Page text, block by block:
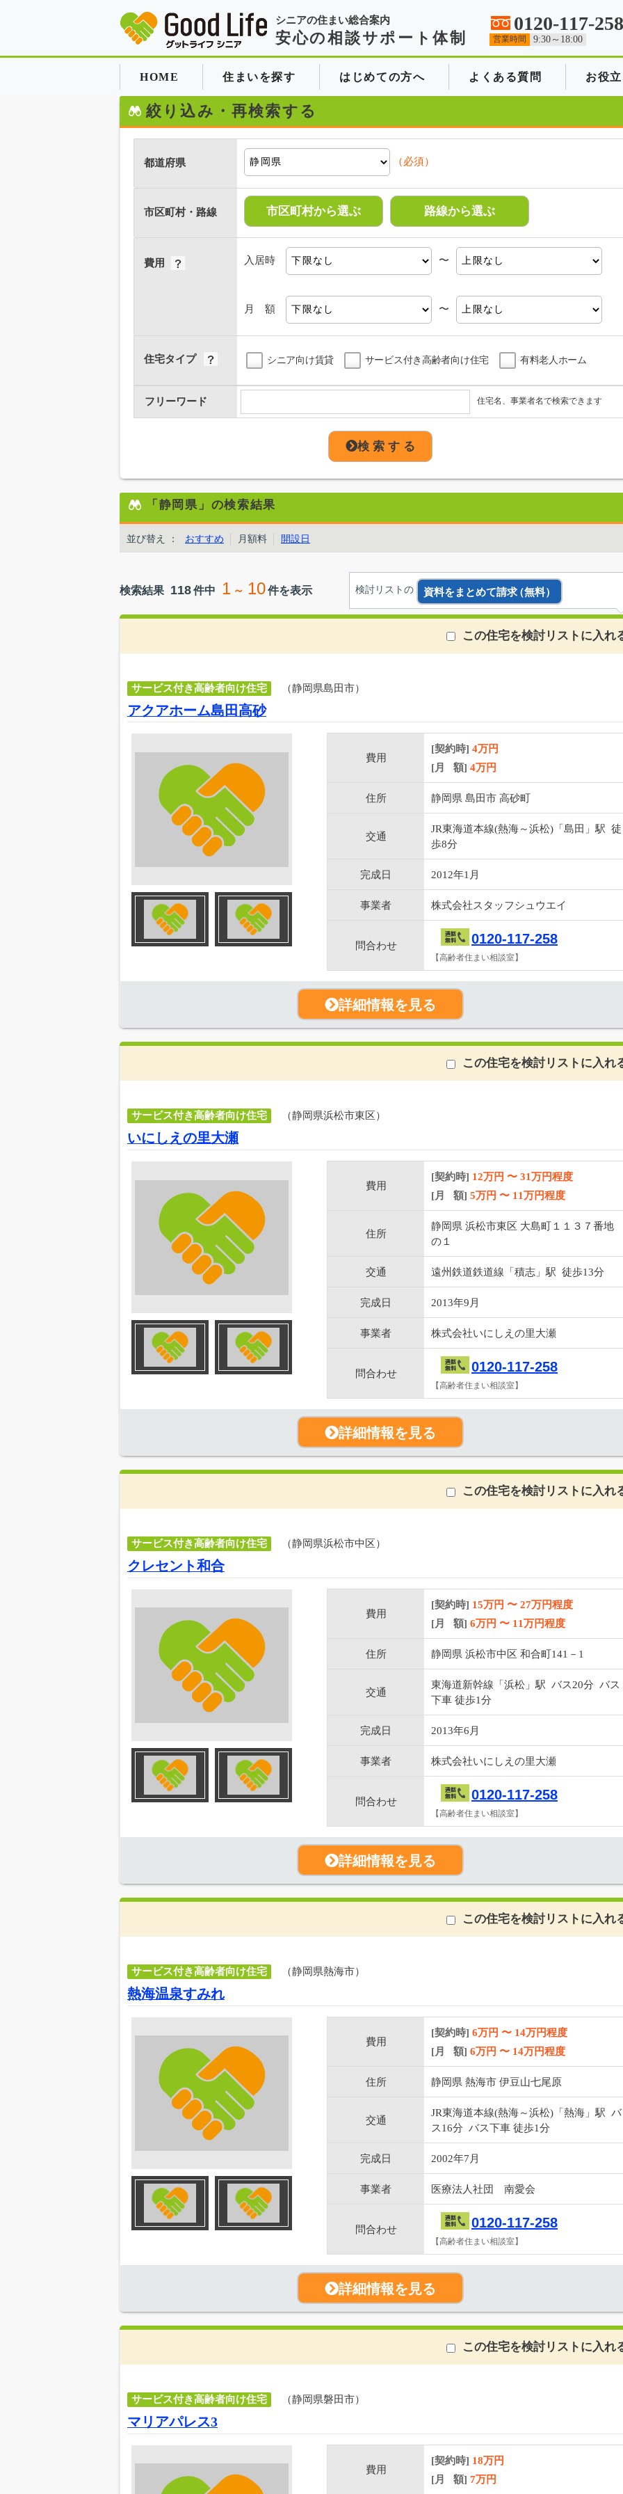
シニアの住まい総合案内
安心の相談サポート体制
0120-117-258
営業時間 9:30～18:00
HOME 住まいを探す はじめての方へ よくある質問 お役
絞り込み・再検索する
都道府県 （必須）
市区町村・路線 市区町村から選ぶ 路線から選ぶ
費用 入居時 〜
月 額 〜
住宅タイプ シニア向け賃貸 サービス付き高齢者向け住宅 有料老人ホーム
フリーワード 住宅名、事業者名で検索できます
検 索 す る
「静岡県」の検索結果
並び替え ： おすすめ 月額料 開設日
検索結果 118件中 1 ～ 10件を表示 検討リストの 資料をまとめて請求（無料）
この住宅を検討リストに入れ
サービス付き高齢者向け住宅 （静岡県島田市）
アクアホーム島田高砂
費用
[契約時] 4万円
[月 額] 4万円
住所 静岡県 島田市 高砂町
交通
JR東海道本線(熱海～浜松)「島田」駅 徒
歩8分
完成日 2012年1月
事業者 株式会社スタッフシュウエイ
問合わせ 0120-117-258
【高齢者住まい相談室】
詳細情報を見る
この住宅を検討リストに入れ
サービス付き高齢者向け住宅 （静岡県浜松市東区）
いにしえの里大瀬
費用
[契約時] 12万円 〜 31万円程度
[月 額] 5万円 〜 11万円程度
住所
静岡県 浜松市東区 大島町１１３７番地
の１
交通 遠州鉄道鉄道線「積志」駅 徒歩13分
完成日 2013年9月
事業者 株式会社いにしえの里大瀬
問合わせ 0120-117-258
【高齢者住まい相談室】
詳細情報を見る
この住宅を検討リストに入れ
サービス付き高齢者向け住宅 （静岡県浜松市中区）
クレセント和合
費用
[契約時] 15万円 〜 27万円程度
[月 額] 6万円 〜 11万円程度
住所 静岡県 浜松市中区 和合町141－1
交通
東海道新幹線「浜松」駅 バス20分 バス
下車 徒歩1分
完成日 2013年6月
事業者 株式会社いにしえの里大瀬
問合わせ 0120-117-258
【高齢者住まい相談室】
詳細情報を見る
この住宅を検討リストに入れ
サービス付き高齢者向け住宅 （静岡県熱海市）
熱海温泉すみれ
費用
[契約時] 6万円 〜 14万円程度
[月 額] 6万円 〜 14万円程度
住所 静岡県 熱海市 伊豆山七尾原
交通
JR東海道本線(熱海～浜松)「熱海」駅 バ
ス16分 バス下車 徒歩1分
完成日 2002年7月
事業者 医療法人社団 南愛会
問合わせ 0120-117-258
【高齢者住まい相談室】
詳細情報を見る
この住宅を検討リストに入れ
サービス付き高齢者向け住宅 （静岡県磐田市）
マリアパレス3
費用
[契約時] 18万円
[月 額] 7万円